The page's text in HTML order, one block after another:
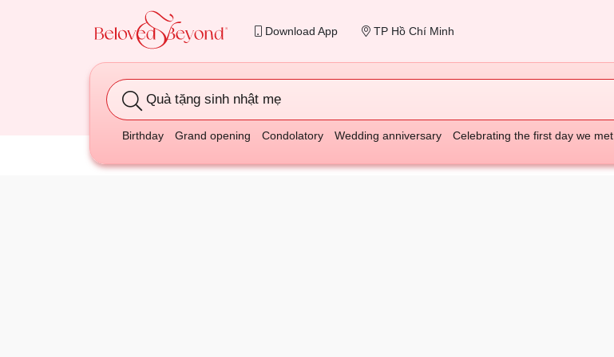
Download App TP Hồ Chí Minh
Quà tặng sinh nhật mẹ
Birthday Grand opening Condolatory Wedding anniversary Celebrating the first day we met